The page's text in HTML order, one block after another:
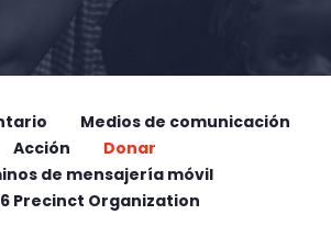
Medios de comunicación
Acción
Donar
de mensajería móvil
Precinct Organization